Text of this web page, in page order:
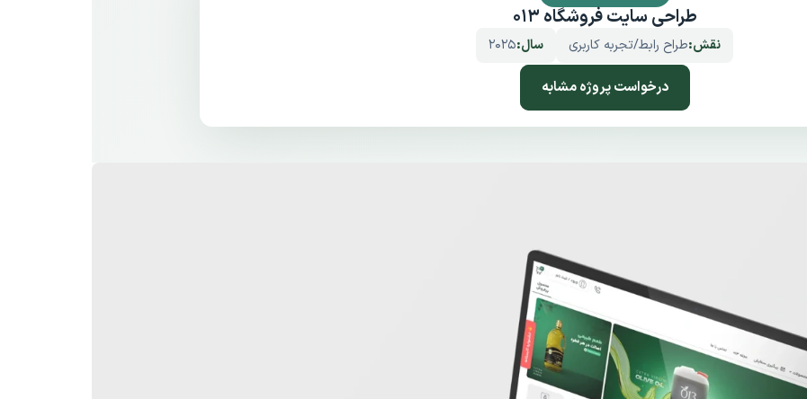
طراحی سایت فروشگاه 013
نقش:طراح رابط/تجربه کاربری سال:2025
درخواست پروژه مشابه